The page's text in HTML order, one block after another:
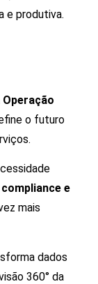
e produtiva.
Operação
o futuro
e
mais
dados
360° da